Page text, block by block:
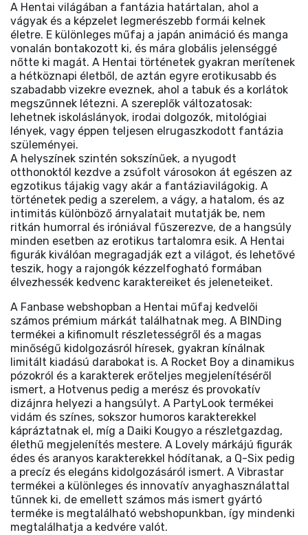
A Hentai világában a fantázia határtalan, ahol a
vágyak és a képzelet legmerészebb formái kelnek
életre. E különleges műfaj a japán animáció és manga
vonalán bontakozott ki, és mára globális jelenséggé
nőtte ki magát. A Hentai történetek gyakran merítenek
a hétköznapi életből, de aztán egyre erotikusabb és
szabadabb vizekre eveznek, ahol a tabuk és a korlátok
megszűnnek létezni. A szereplők változatosak:
lehetnek iskoláslányok, irodai dolgozók, mitológiai
lények, vagy éppen teljesen elrugaszkodott fantázia
szüleményei.
A helyszínek szintén sokszínűek, a nyugodt
otthonoktól kezdve a zsúfolt városokon át egészen az
egzotikus tájakig vagy akár a fantáziavilágokig. A
történetek pedig a szerelem, a vágy, a hatalom, és az
intimitás különböző árnyalatait mutatják be, nem
ritkán humorral és iróniával fűszerezve, de a hangsúly
minden esetben az erotikus tartalomra esik. A Hentai
figurák kiválóan megragadják ezt a világot, és lehetővé
teszik, hogy a rajongók kézzelfogható formában
élvezhessék kedvenc karaktereiket és jeleneteiket.
A Fanbase webshopban a Hentai műfaj kedvelői
számos prémium márkát találhatnak meg. A BINDing
termékei a kifinomult részletességről és a magas
minőségű kidolgozásról híresek, gyakran kínálnak
limitált kiadású darabokat is. A Rocket Boy a dinamikus
pózokról és a karakterek erőteljes megjelenítéséről
ismert, a Hotvenus pedig a merész és provokatív
dizájnra helyezi a hangsúlyt. A PartyLook termékei
vidám és színes, sokszor humoros karakterekkel
kápráztatnak el, míg a Daiki Kougyo a részletgazdag,
élethű megjelenítés mestere. A Lovely márkájú figurák
édes és aranyos karakterekkel hódítanak, a Q-Six pedig
a precíz és elegáns kidolgozásáról ismert. A Vibrastar
termékei a különleges és innovatív anyaghasználattal
tűnnek ki, de emellett számos más ismert gyártó
terméke is megtalálható webshopunkban, így mindenki
megtalálhatja a kedvére valót.